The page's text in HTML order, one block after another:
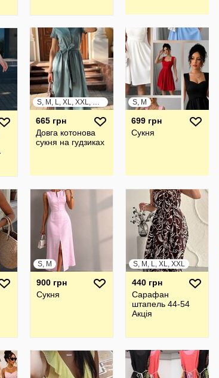
S, M, L, XL, XXL, XXXL
665 грн
Довга котонова
сукня на гудзиках
S, M
699 грн
Сукня
S, M
900 грн
Сукня
S, M, L, XL, XXL
440 грн
Сарафан
штапель 44-54
Акція